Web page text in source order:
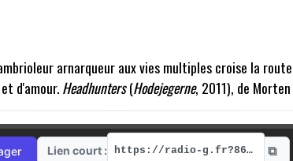
arnarqueur aux vies multiples croise la
d'amour.Headhunters(Hodejegerne, 2011), de
Lien court : https://radio-g.fr?8614 ⧉